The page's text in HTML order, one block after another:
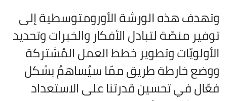
وتهدف هذه الورشة الأورومتوسطية إلى
توفير منصّة لتبادل الأفكار والخبرات وتحديد
الأولويّات وتطوير خطط العمل المُشتركة
ووضع خارطة طريق ممّا سيُساهمُ بشكل
فعّال في تحسين قدرتنا على الاستعداد